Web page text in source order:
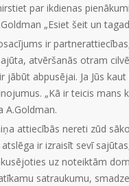
par ikdienas
„Esiet šeit un
ir
atvēršanās otram
jābūt abpusējai. Ja Jūs
„Kā ir teicis
A.Goldman.
attiecībās nereti zūd
ir izraisīt sevī
uz noteiktām
satraukumu,